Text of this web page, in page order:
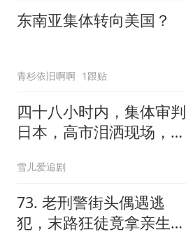
东南亚集体转向美国？
青杉依旧啊啊 1跟贴
四十八小时内，集体审判
日本，高市泪洒现场，中
雪儿爱追剧
73. 老刑警街头偶遇逃
犯，末路狂徒竟拿亲生儿